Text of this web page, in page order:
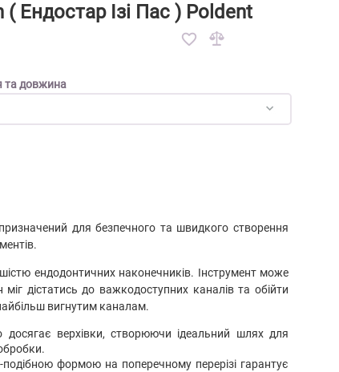
( Ендостар Ізі Пас ) Poldent
та довжина
для безпечного та швидкого створення
ендодонтичних наконечників. Інструмент може
дістатись до важкодоступних каналів та обійти
вигнутим каналам.
верхівки, створюючи ідеальний шлях для
формою на поперечному перерізі гарантує